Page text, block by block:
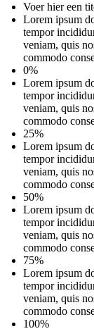
Voer hier een
Lorem ipsum
tempor
veniam, quis
commodo
0%
Lorem ipsum
tempor
veniam, quis
commodo
25%
Lorem ipsum
tempor
veniam, quis
commodo
50%
Lorem ipsum
tempor
veniam, quis
commodo
75%
Lorem ipsum
tempor
veniam, quis
commodo
100%